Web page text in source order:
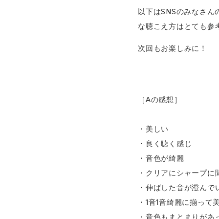
以下はSNSのみなさん
な聴こえ方はとても参
次回もお楽しみに！
［Aの感想］
・美しい
・良く聴く感じ
・音色が綺麗
・クリアにシャープに
・伸ばした音が澄んで
・1音1音綺麗に揃って
・音色もまとまりが